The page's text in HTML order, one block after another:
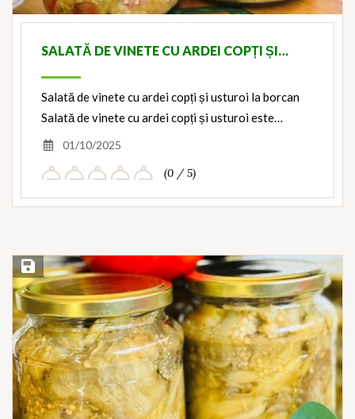
SALATĂ DE VINETE CU ARDEI COPȚI ȘI…
Salată de vinete cu ardei copți și usturoi la borcan
Salată de vinete cu ardei copți și usturoi este…
01/10/2025
(0 / 5)
Save Recipe